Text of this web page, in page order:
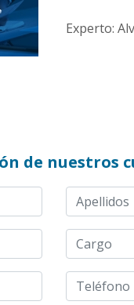
Experto:
de nuestros